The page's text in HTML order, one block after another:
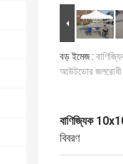
বড় ইমেজ :
আউটডোর জলরোধী
বাণিজ্যিক
বিবরণ